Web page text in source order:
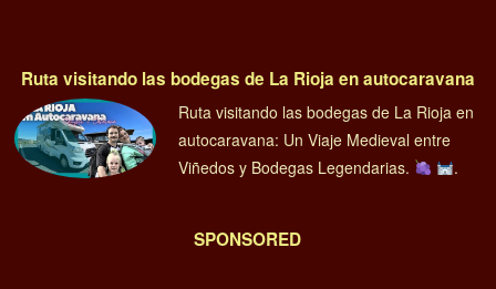
Ruta visitando las bodegas de La Rioja en autocaravana
Ruta visitando las bodegas de La Rioja en
autocaravana: Un Viaje Medieval entre
Viñedos y Bodegas Legendarias.
.
SPONSORED